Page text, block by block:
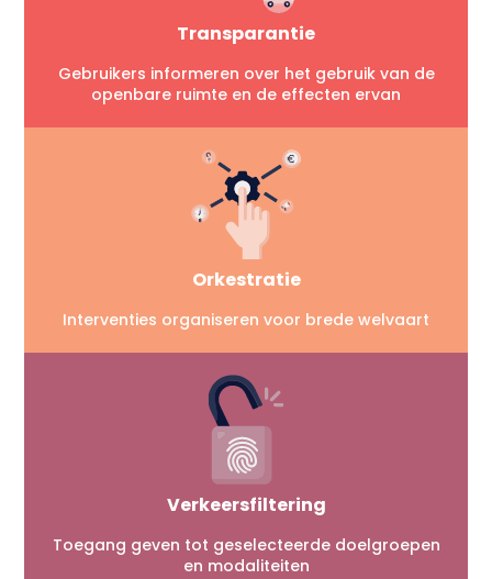
Transparantie
Gebruikers informeren over het gebruik van de
openbare ruimte en de effecten ervan
Orkestratie
Interventies organiseren voor brede welvaart
Verkeersfiltering
Toegang geven tot geselecteerde doelgroepen
en modaliteiten